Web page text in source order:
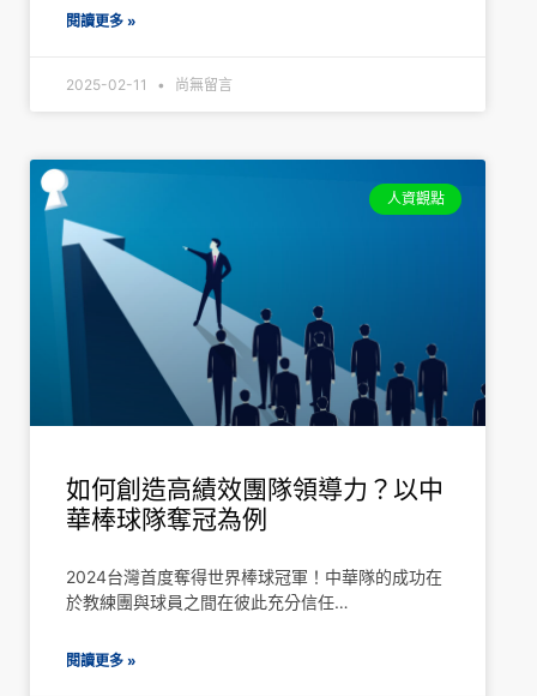
閱讀更多 »
2025-02-11 尚無留言
人資觀點
如何創造高績效團隊領導力？以中
華棒球隊奪冠為例
2024台灣首度奪得世界棒球冠軍！中華隊的成功在
於教練團與球員之間在彼此充分信任…
閱讀更多 »